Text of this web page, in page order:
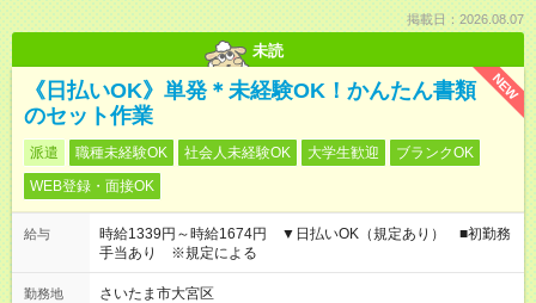
掲載日：2026.08.07
未読
NEW
《日払いOK》単発＊未経験OK！かんたん書類
のセット作業
派遣 職種未経験OK 社会人未経験OK 大学生歓迎
ブランクOK
WEB登録・面接OK
給与
時給1339円～時給1674円 ▼日払いOK（規定あり） ■初勤務
手当あり ※規定による
勤務地
さいたま市大宮区